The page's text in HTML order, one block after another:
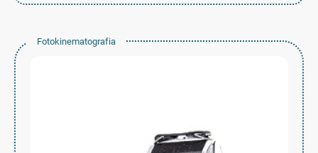
Fotokinematografia